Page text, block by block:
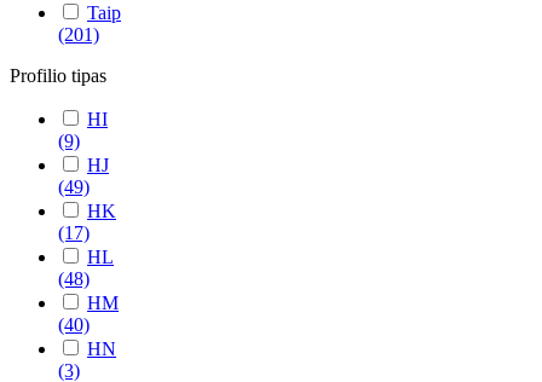
Taip
(201)
Profilio tipas
HI
(9)
HJ
(49)
HK
(17)
HL
(48)
HM
(40)
HN
(3)